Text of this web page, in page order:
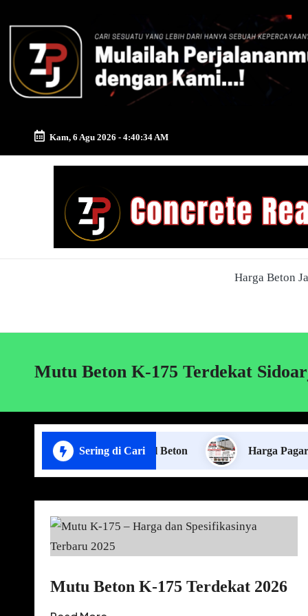
content
Kam, 6 Agu 2026 - 4:40:35 AM
Harga Beton
Mutu Beton K-175 Terdekat
Sering di Cari
Pasang Pagar Panel Beton Harga Pagar Panel
Mutu Beton K-175 Terdekat 2026